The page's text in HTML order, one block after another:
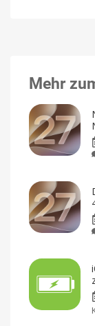
Mehr